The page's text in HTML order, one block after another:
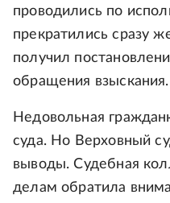
проводились по
прекратились сразу
получил
обращения взыскания.
Недовольная
суда. Но Верховный
выводы. Судебная
делам обратила